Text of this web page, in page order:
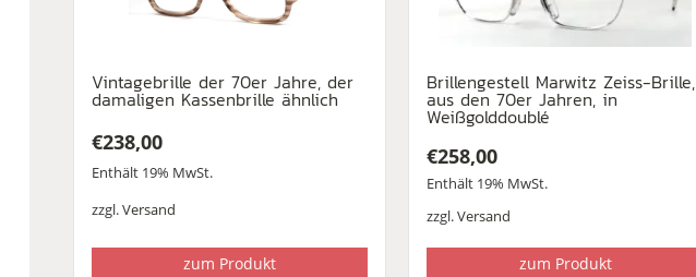
Vintagebrille der 70er Jahre, der
damaligen Kassenbrille ähnlich
€238,00
Enthält 19% MwSt.
zzgl.Versand
zum Produkt
Brillengestell Marwitz Zeiss-Brille,
aus den 70er Jahren, in
Weißgolddoublé
€258,00
Enthält 19% MwSt.
zzgl.Versand
zum Produkt